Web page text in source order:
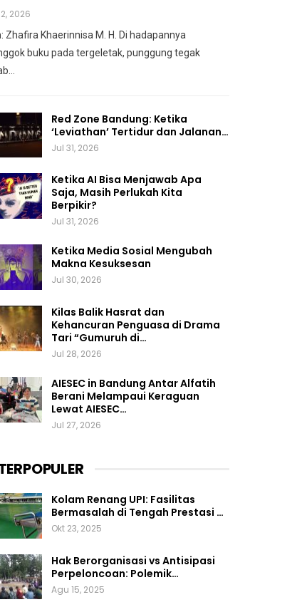
2026
Zhafira Khaerinnisa M. H.
Di hadapannya
buku pada tergeletak, punggung tegak
Red Zone Bandung: Ketika
‘Leviathan’ Tertidur dan Jalanan…
Jul 31, 2026
Ketika AI Bisa Menjawab Apa
Saja, Masih Perlukah Kita
Berpikir?
Jul 31, 2026
Ketika Media Sosial Mengubah
Makna Kesuksesan
Jul 30, 2026
Kilas Balik Hasrat dan
Kehancuran Penguasa di Drama
Tari “Gumuruh di…
Jul 28, 2026
AIESEC in Bandung Antar Alfatih
Berani Melampaui Keraguan
Lewat AIESEC…
Jul 27, 2026
Kolam Renang UPI: Fasilitas
Bermasalah di Tengah Prestasi …
Okt 23, 2025
Hak Berorganisasi vs Antisipasi
Perpeloncoan: Polemik…
Agu 15, 2025